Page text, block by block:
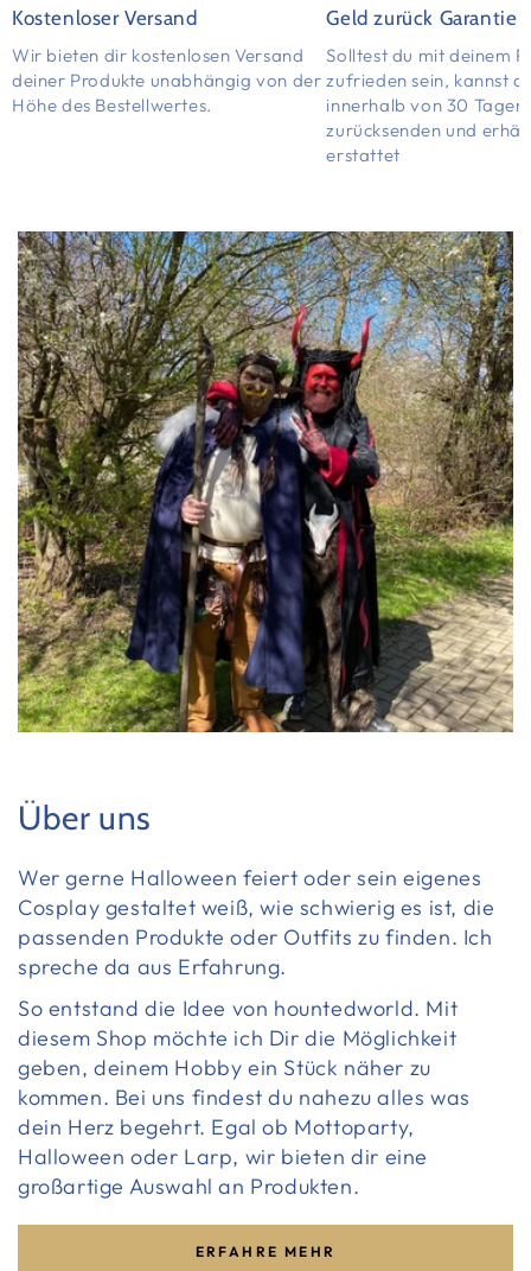
Kostenloser Versand
Wir bieten dir kostenlosen Versand
deiner Produkte unabhängig von der
Höhe des Bestellwertes.
Geld zurück Garantie
Solltest du mit deinem
zufrieden sein, kannst
innerhalb von 30 Tagen
zurücksenden und
erstattet
Über uns
Wer gerne Halloween feiert oder sein eigenes
Cosplay gestaltet weiß, wie schwierig es ist, die
passenden Produkte oder Outfits zu finden. Ich
spreche da aus Erfahrung.
So entstand die Idee von hountedworld. Mit
diesem Shop möchte ich Dir die Möglichkeit
geben, deinem Hobby ein Stück näher zu
kommen. Bei uns findest du nahezu alles was
dein Herz begehrt. Egal ob Mottoparty,
Halloween oder Larp, wir bieten dir eine
großartige Auswahl an Produkten.
ERFAHRE MEHR